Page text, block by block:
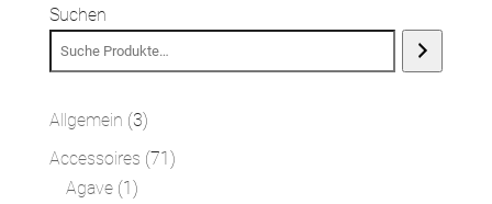
Suchen
Allgemein 33
Produkte
Accessoires 7171
Agave 11